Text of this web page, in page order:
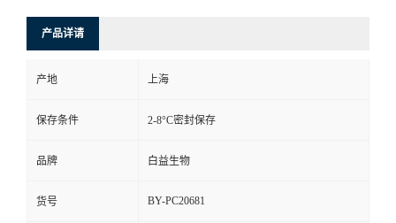
产品详请
产地 上海
保存条件 2-8°C密封保存
品牌 白益生物
货号 BY-PC20681